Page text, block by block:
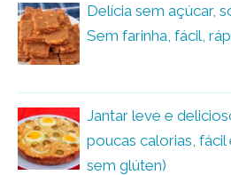
Delícia sem açúcar,
Sem farinha, fácil,
Jantar leve e
poucas calorias,
sem glúten)